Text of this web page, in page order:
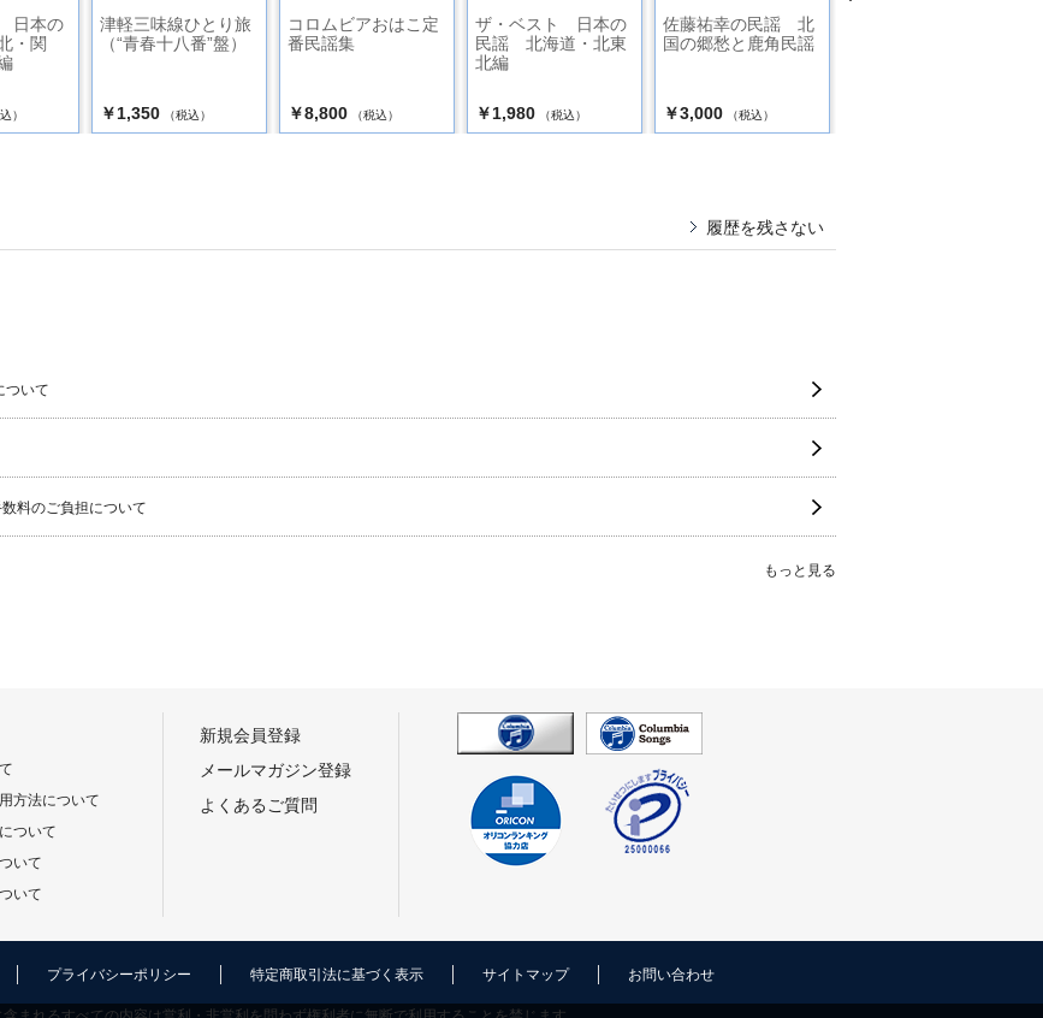
日本の
・関
）
津軽三味線ひとり旅
（“青春十八番”盤）
￥1,350 （税込）
コロムビアおはこ定
番民謡集
￥8,800 （税込）
ザ・ベスト 日本の
民謡 北海道・北東
北編
￥1,980 （税込）
佐藤祐幸の民謡 北
国の郷愁と鹿角民謡
￥3,000 （税込）
履歴を残さない
ついて
料のご負担について
もっと見る
方法について
ついて
いて
いて
新規会員登録
メールマガジン登録
よくあるご質問
プライバシーポリシー 特定商取引法に基づく表示 サイトマップ お問い合わせ